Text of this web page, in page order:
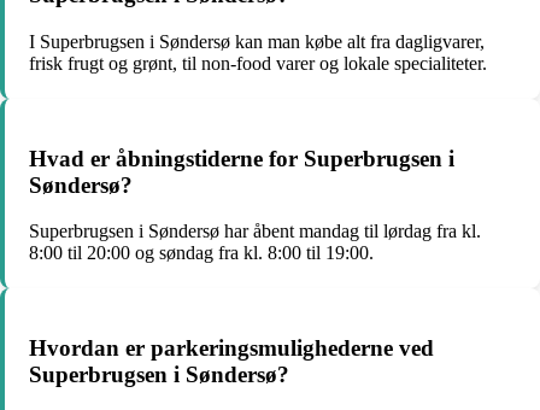
I Superbrugsen i Søndersø kan man købe alt fra dagligvarer,
frisk frugt og grønt, til non-food varer og lokale specialiteter.
Hvad er åbningstiderne for Superbrugsen i
Søndersø?
Superbrugsen i Søndersø har åbent mandag til lørdag fra kl.
8:00 til 20:00 og søndag fra kl. 8:00 til 19:00.
Hvordan er parkeringsmulighederne ved
Superbrugsen i Søndersø?